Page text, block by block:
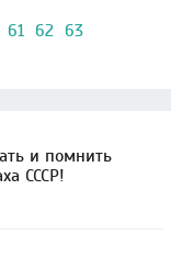
61 62 63
и помнить
СССР!